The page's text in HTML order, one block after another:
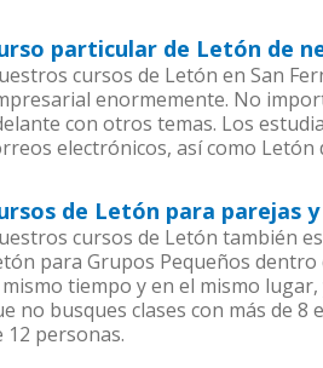
particular de Letón de
cursos de Letón en San
enormemente. No
con otros temas. Los
electrónicos, así como
de Letón para parejas
cursos de Letón también
para Grupos Pequeños
tiempo y en el mismo
no busques clases con más de
12 personas.